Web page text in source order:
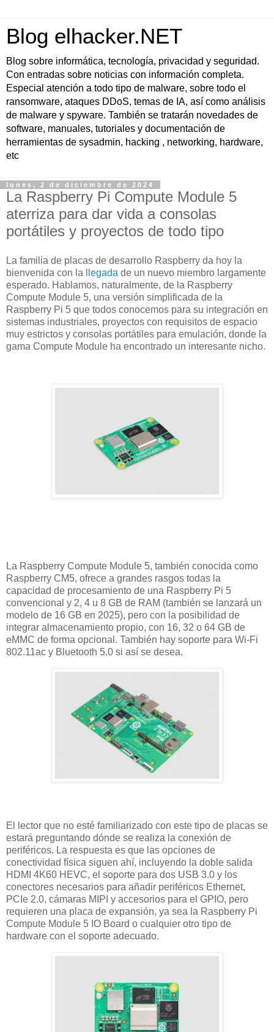
Blog elhacker.NET
Blog sobre informática, tecnología, privacidad y seguridad.
Con entradas sobre noticias con información completa.
Especial atención a todo tipo de malware, sobre todo el
ransomware, ataques DDoS, temas de IA, así como análisis
de malware y spyware. También se tratarán novedades de
software, manuales, tutoriales y documentación de
herramientas de sysadmin, hacking , networking, hardware,
etc
lunes, 2 de diciembre de 2024
La Raspberry Pi Compute Module 5
aterriza para dar vida a consolas
portátiles y proyectos de todo tipo
La familia de placas de desarrollo Raspberry da hoy la
bienvenida con la
llegada de un nuevo miembro largamente
esperado. Hablamos, naturalmente, de la Raspberry
Compute Module 5, una versión simplificada de la
Raspberry Pi 5 que todos conocemos para su integración en
sistemas industriales, proyectos con requisitos de espacio
muy estrictos y consolas portátiles para emulación, donde la
gama Compute Module ha encontrado un interesante nicho.
La Raspberry Compute Module 5, también conocida como
Raspberry CM5, ofrece a grandes rasgos todas la
capacidad de procesamiento de una Raspberry Pi 5
convencional y 2, 4 u 8 GB de RAM (también se lanzará un
modelo de 16 GB en 2025), pero con la posibilidad de
integrar almacenamiento propio, con 16, 32 o 64 GB de
eMMC de forma opcional. También hay soporte para Wi-Fi
802.11ac y Bluetooth 5.0 si así se desea.
El lector que no esté familiarizado con este tipo de placas se
estará preguntando dónde se realiza la conexión de
periféricos. La respuesta es que las opciones de
conectividad física siguen ahí, incluyendo la doble salida
HDMI 4K60 HEVC, el soporte para dos USB 3.0 y los
conectores necesarios para añadir periféricos Ethernet,
PCIe 2.0, cámaras MIPI y accesorios para el GPIO, pero
requieren una placa de expansión, ya sea la Raspberry Pi
Compute Module 5 IO Board o cualquier otro tipo de
hardware con el soporte adecuado.